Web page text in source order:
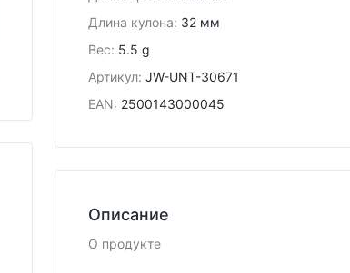
Длина кулона: 32 мм
Вес: 5.5 g
Артикул: JW-UNT-30671
EAN: 2500143000045
Описание
О продукте